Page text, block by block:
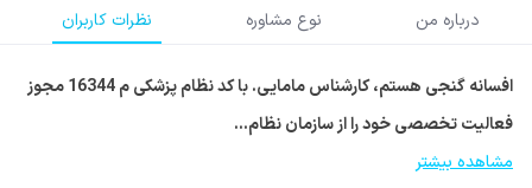
درباره من نوع مشاوره نظرات کاربران
افسانه گنجی هستم، کارشناس مامایی. با کد نظام پزشکی م 16344 مجوز
فعالیت تخصصی خود را از سازمان نظام…
مشاهده بیشتر